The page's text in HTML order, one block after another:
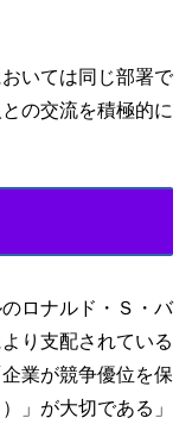
いては同じ部署で
の交流を積極的に
ロナルド・Ｓ・バ
り支配されている
業が競争優位を保
」が大切である」